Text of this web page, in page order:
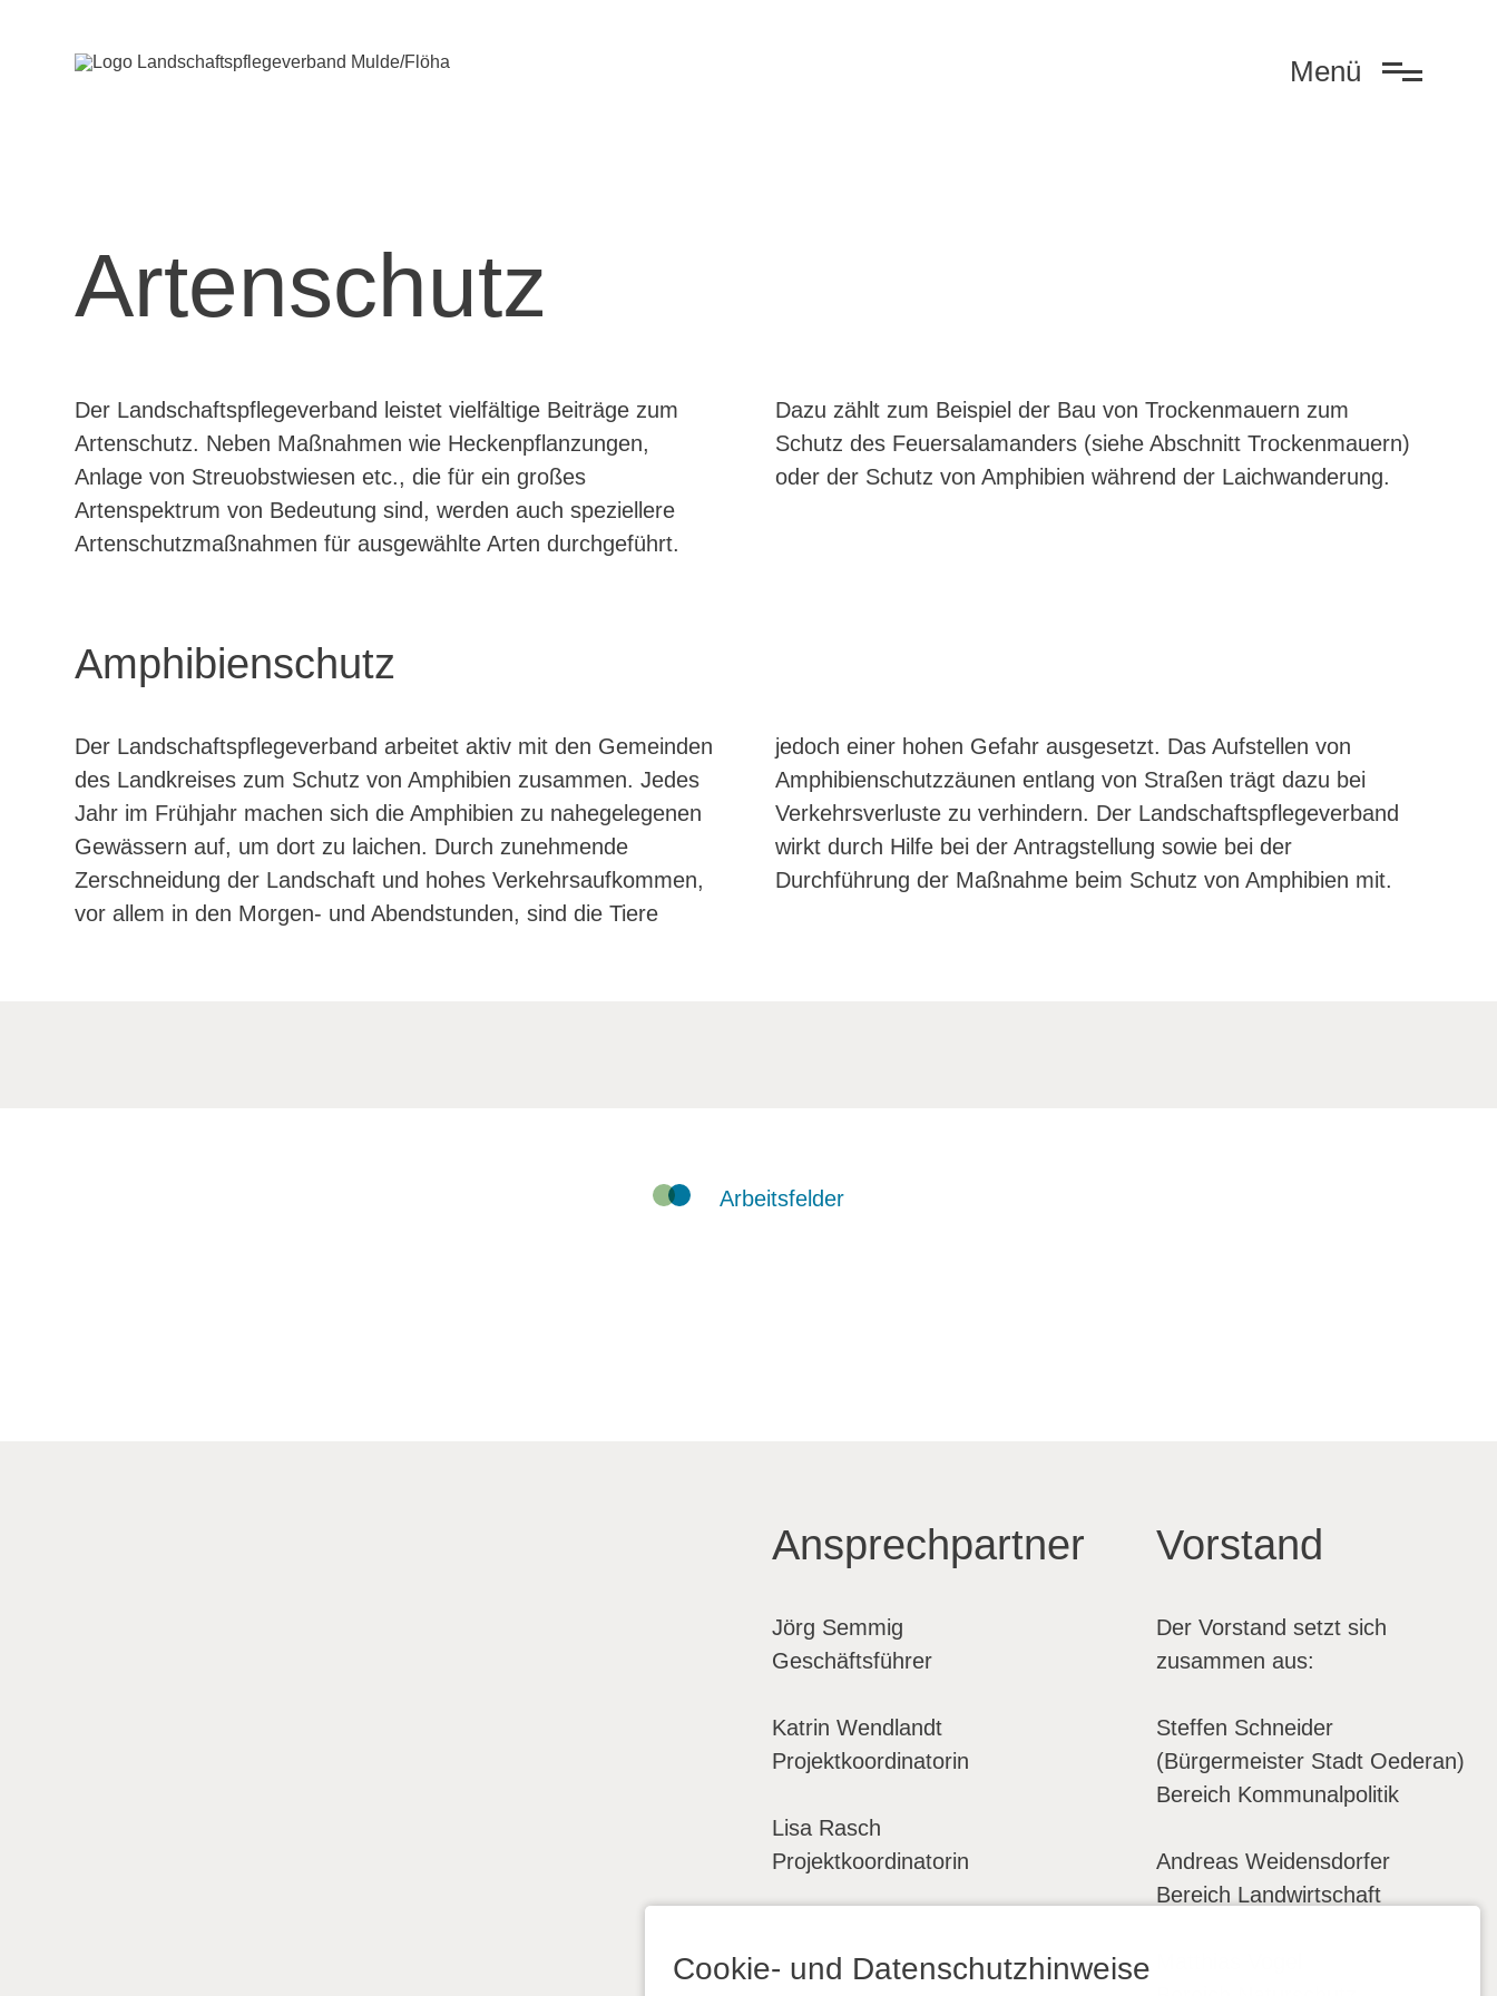
Menü
Artenschutz
Der Landschaftspflegeverband leistet vielfältige Beiträge zum
Artenschutz. Neben Maßnahmen wie Heckenpflanzungen,
Anlage von Streuobstwiesen etc., die für ein großes
Artenspektrum von Bedeutung sind, werden auch speziellere
Artenschutzmaßnahmen für ausgewählte Arten durchgeführt.
Dazu zählt zum Beispiel der Bau von Trockenmauern zum
Schutz des Feuersalamanders (siehe Abschnitt Trockenmauern)
oder der Schutz von Amphibien während der Laichwanderung.
Amphibienschutz
Der Landschaftspflegeverband arbeitet aktiv mit den Gemeinden
des Landkreises zum Schutz von Amphibien zusammen. Jedes
Jahr im Frühjahr machen sich die Amphibien zu nahegelegenen
Gewässern auf, um dort zu laichen. Durch zunehmende
Zerschneidung der Landschaft und hohes Verkehrsaufkommen,
vor allem in den Morgen- und Abendstunden, sind die Tiere
jedoch einer hohen Gefahr ausgesetzt. Das Aufstellen von
Amphibienschutzzäunen entlang von Straßen trägt dazu bei
Verkehrsverluste zu verhindern. Der Landschaftspflegeverband
wirkt durch Hilfe bei der Antragstellung sowie bei der
Durchführung der Maßnahme beim Schutz von Amphibien mit.
Arbeitsfelder
Ansprechpartner
Jörg Semmig
Geschäftsführer
Katrin Wendlandt
Projektkoordinatorin
Lisa Rasch
Projektkoordinatorin
Vorstand
Der Vorstand setzt sich
zusammen aus:
Steffen Schneider
(Bürgermeister Stadt Oederan)
Bereich Kommunalpolitik
Andreas Weidensdorfer
Bereich Landwirtschaft
Cookie- und Datenschutzhinweise